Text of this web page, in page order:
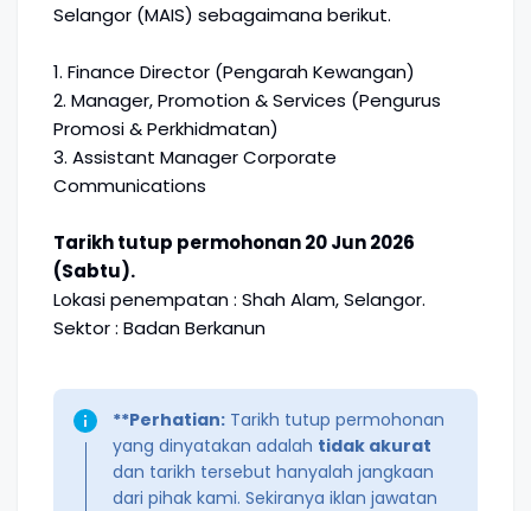
Selangor (MAIS) sebagaimana berikut.
1. Finance Director (Pengarah Kewangan)
2. Manager, Promotion & Services (Pengurus
Promosi & Perkhidmatan)
3. Assistant Manager Corporate
Communications
Tarikh tutup permohonan 20 Jun 2026
(Sabtu).
Lokasi penempatan : Shah Alam, Selangor.
Sektor : Badan Berkanun
**Perhatian: Tarikh tutup permohonan
yang dinyatakan adalah tidak akurat
dan tarikh tersebut hanyalah jangkaan
dari pihak kami. Sekiranya iklan jawatan